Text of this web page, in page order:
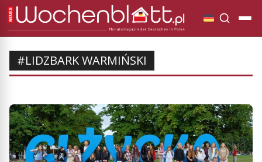
#LIDZBARK WARMIŃSKI